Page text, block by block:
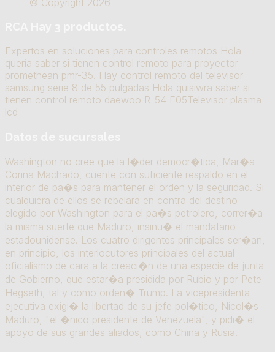
Expertos en soluciones para controles remotos Hola
queria saber si tienen control remoto para proyector
promethean pmr-35. Hay control remoto del televisor
samsung serie 8 de 55 pulgadas Hola quisiwra saber si
tienen control remoto daewoo R-54 E05Televisor plasma
lcd
Washington no cree que la l�der democr�tica, Mar�a
Corina Machado, cuente con suficiente respaldo en el
interior de pa�s para mantener el orden y la seguridad. Si
cualquiera de ellos se rebelara en contra del destino
elegido por Washington para el pa�s petrolero, correr�a
la misma suerte que Maduro, insinu� el mandatario
estadounidense. Los cuatro dirigentes principales ser�an,
en principio, los interlocutores principales del actual
oficialismo de cara a la creaci�n de una especie de junta
de Gobierno, que estar�a presidida por Rubio y por Pete
Hegseth, tal y como orden� Trump. La vicepresidenta
ejecutiva exigi� la libertad de su jefe pol�tico, Nicol�s
Maduro, "el �nico presidente de Venezuela", y pidi� el
apoyo de sus grandes aliados, como China y Rusia.